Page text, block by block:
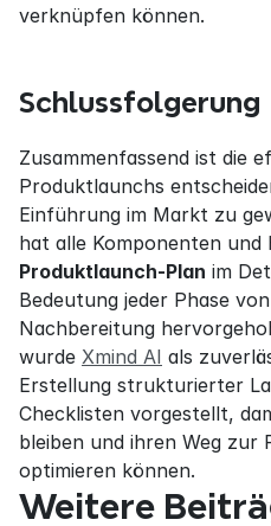
verknüpfen können.
Schlussfolgerung
Zusammenfassend ist die
Produktlaunchs
Einführung im Markt zu
Produktlaunch-Plan im
Bedeutung jeder Phase
Nachbereitung
wurde Xmind AI als
Erstellung strukturierter
Checklisten vorgestellt,
bleiben und ihren Weg
optimieren können.
Weitere